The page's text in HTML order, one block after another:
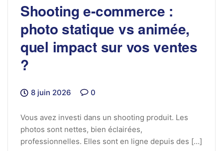
Shooting e-commerce :
photo statique vs animée,
quel impact sur vos ventes
?
8 juin 2026 0
Vous avez investi dans un shooting produit. Les
photos sont nettes, bien éclairées,
professionnelles. Elles sont en ligne depuis des […]